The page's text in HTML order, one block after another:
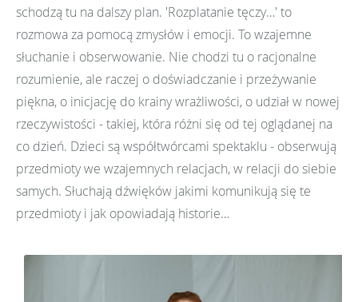
schodzą tu na dalszy plan. 'Rozplatanie tęczy…' to
rozmowa za pomocą zmysłów i emocji. To wzajemne
słuchanie i obserwowanie. Nie chodzi tu o racjonalne
rozumienie, ale raczej o doświadczanie i przeżywanie
piękna, o inicjację do krainy wrażliwości, o udział w nowej
rzeczywistości - takiej, która różni się od tej oglądanej na
co dzień. Dzieci są współtwórcami spektaklu - obserwują
przedmioty we wzajemnych relacjach, w relacji do siebie
samych. Słuchają dźwięków jakimi komunikują się te
przedmioty i jak opowiadają historie…